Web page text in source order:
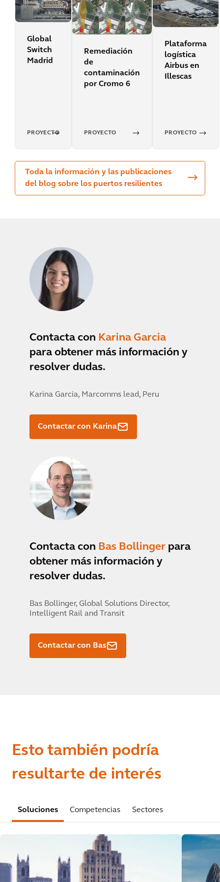
Global
Switch
Madrid
PROYECTO
Remediación
de
contaminación
por Cromo 6
PROYECTO
Plataforma
logística
Airbus en
Illescas
PROYECTO
Toda la información y las publicaciones
del blog sobre los puertos resilientes
Contacta con Karina Garcia
para obtener más información y
resolver dudas.
Karina Garcia, Marcomms lead, Peru
Contactar con Karina
Contacta con Bas Bollinger para
obtener más información y
resolver dudas.
Bas Bollinger, Global Solutions Director,
Intelligent Rail and Transit
Contactar con Bas
Esto también podría
resultarte de interés
Soluciones Competencias Sectores